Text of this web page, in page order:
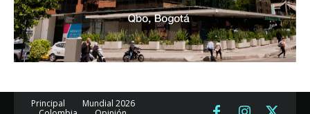
Principal
Mundial 2026